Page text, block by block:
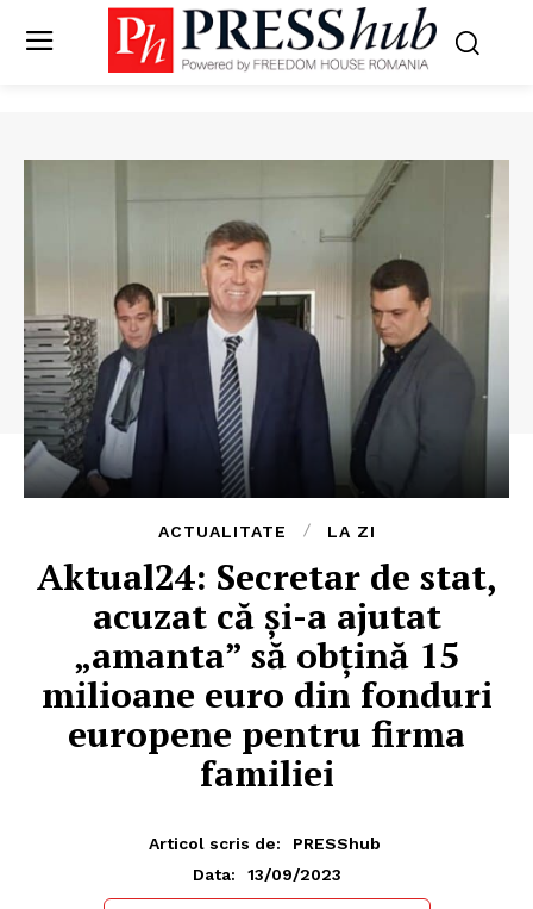
ACTUALITATE LA ZI
Aktual24: Secretar de stat,
acuzat că și-a ajutat
„amanta” să obțină 15
milioane euro din fonduri
europene pentru firma
familiei
Articol scris de:
PRESShub
Data:
13/09/2023